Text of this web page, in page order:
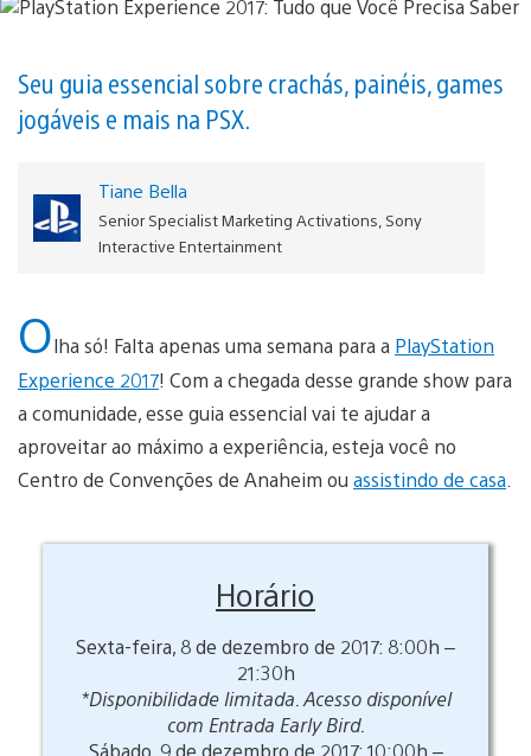
Seu guia essencial sobre crachás, painéis, games
jogáveis e mais na PSX.
Tiane Bella
Senior Specialist Marketing Activations, Sony
Interactive Entertainment
Olha só! Falta apenas uma semana para a PlayStation
Experience 2017! Com a chegada desse grande show para
a comunidade, esse guia essencial vai te ajudar a
aproveitar ao máximo a experiência, esteja você no
Centro de Convenções de Anaheim ou assistindo de casa
Horário
Sexta-feira, 8 de dezembro de 2017: 8:00h –
21:30h
*Disponibilidade limitada. Acesso disponível
com Entrada Early Bird.
Sábado, 9 de dezembro de 2017: 10:00h –